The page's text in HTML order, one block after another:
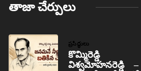
తాజా చేర్పులు
ప్రసిద్ధులు
కొమ్మిరెడ్డి
విశ్వమోహనరెడ్డి –